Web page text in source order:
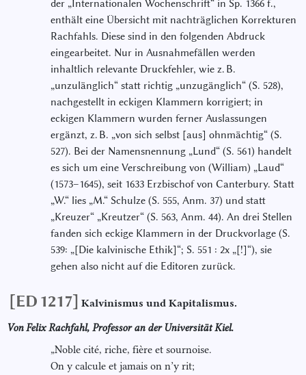
der „Internationalen Wochenschrift“ in Sp. 1366 f.,
enthält eine Übersicht mit nachträglichen Korrekturen
Rachfahls. Diese sind in den folgenden Abdruck
eingearbeitet. Nur in Ausnahmefällen werden
inhaltlich relevante Druckfehler, wie z. B.
„unzulänglich“ statt richtig „unzugänglich“ (S. 528),
nachgestellt in eckigen Klammern korrigiert; in
eckigen Klammern wurden ferner Auslassungen
ergänzt, z. B. „von sich selbst [aus] ohnmächtig“ (S.
527). Bei der Namensnennung „Lund“ (S. 561) handelt
es sich um eine Verschreibung von (William) „Laud“
(1573–1645), seit 1633 Erzbischof von Canterbury. Statt
„W.“ lies „Μ.“ Schulze (S. 555, Anm. 37) und statt
„Kreuzer“ „Kreutzer“ (S. 563, Anm. 44). An drei Stellen
fanden sich eckige Klammern in der Druckvorlage (S.
539: „[Die kalvinische Ethik]“; S. 551 : 2x „[!]“), sie
gehen also nicht auf die Editoren zurück.
[ED 1217] Kalvinismus und Kapitalismus.
Von Felix Rachfahl, Professor an der Universität Kiel.
„Noble cité, riche, fière et sournoise.
On y calcule et jamais on n’y rit;